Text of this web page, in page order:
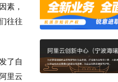
素，
往往
了自
里云